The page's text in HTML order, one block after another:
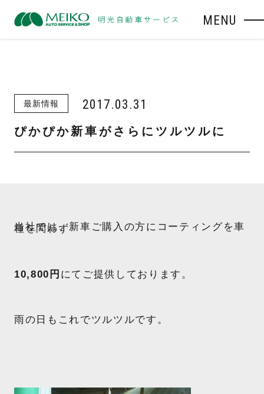
MENU
最新情報 2017.03.31
ぴかぴか新車がさらにツルツルに
当社では、新車ご購入の方にコーティングを車
種を問わず
10,800円 にてご提供しております。
雨の日もこれでツルツルです。